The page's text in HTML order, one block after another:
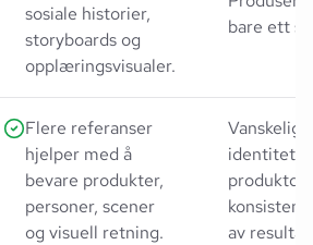
sosiale historier,
storyboards og
opplæringsvisualer.
bare ett
Flere referanser
hjelper med å
bevare produkter,
personer, scener
og visuell retning.
Vanskelig
identitet
av